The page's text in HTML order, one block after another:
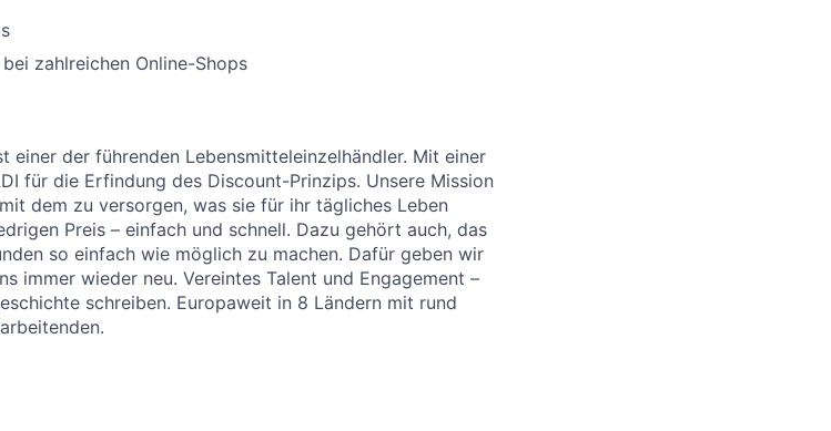
zahlreichen Online-Shops
einer der führenden Lebensmitteleinzelhändler. Mit einer
für die Erfindung des Discount-Prinzips. Unsere Mission
dem zu versorgen, was sie für ihr tägliches Leben
Preis – einfach und schnell. Dazu gehört auch, das
so einfach wie möglich zu machen. Dafür geben wir
immer wieder neu. Vereintes Talent und Engagement –
schreiben. Europaweit in 8 Ländern mit rund